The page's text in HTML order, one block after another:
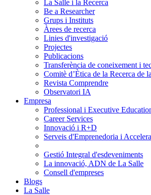
La Salle i la Recerca
Be a Researcher
Grups i Instituts
Àrees de recerca
Linies d'investigació
Projectes
Publicacions
Transferència de coneixement i
Comitè d’Ètica de la Recerca de
Revista Comprendre
Observatori IA
Empresa
Professional i Executive
Career Services
Innovació i R+D
Serveis d'Emprenedoria i
Gestió Integral d'esdeveniments
La innovació, ADN de La Salle
Consell d'empreses
Blogs
La Salle